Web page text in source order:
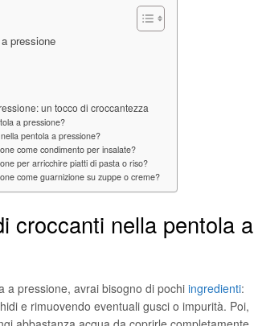
pressione
un tocco di croccantezza
a pressione?
pentola a pressione?
come condimento per insalate?
per arricchire piatti di pasta o riso?
come guarnizione su zuppe o creme?
croccanti nella pentola a
a pressione, avrai bisogno di pochi ingredienti:
e rimuovendo eventuali gusci o impurità. Poi,